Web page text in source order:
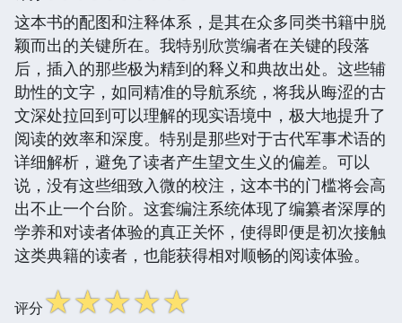
这本书的配图和注释体系，是其在众多同类书籍中脱
颖而出的关键所在。我特别欣赏编者在关键的段落
后，插入的那些极为精到的释义和典故出处。这些辅
助性的文字，如同精准的导航系统，将我从晦涩的古
文深处拉回到可以理解的现实语境中，极大地提升了
阅读的效率和深度。特别是那些对于古代军事术语的
详细解析，避免了读者产生望文生义的偏差。可以
说，没有这些细致入微的校注，这本书的门槛将会高
出不止一个台阶。这套编注系统体现了编纂者深厚的
学养和对读者体验的真正关怀，使得即便是初次接触
这类典籍的读者，也能获得相对顺畅的阅读体验。
评分☆☆☆☆☆